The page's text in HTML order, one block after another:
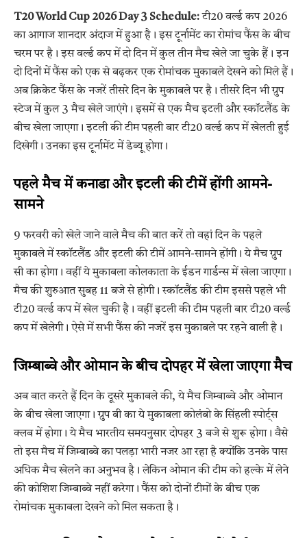
T20 World Cup 2026 Day 3 Schedule:टी20 वर्ल्ड कप 2026
का आगाज शानदार अंदाज में हुआ है। इस टूर्नामेंट का रोमांच फैंस के बीच
चरम पर है। इस वर्ल्ड कप में दो दिन में कुल तीन मैच खेले जा चुके हैं। इन
दो दिनों में फैंस को एक से बढ़कर एक रोमांचक मुकाबले देखने को मिले हैं।
अब क्रिकेट फैंस के नजरें तीसरे दिन के मुकाबले पर है। तीसरे दिन भी ग्रुप
स्टेज में कुल 3 मैच खेले जाएंगे। इसमें से एक मैच इटली और स्कॉटलैंड के
बीच खेला जाएगा। इटली की टीम पहली बार टी20 वर्ल्ड कप में खेलती हुई
दिखेगी। उनका इस टूर्नामेंट में डेब्यू होगा।
पहले मैच में कनाडा और इटली की टीमें होंगी आमने-
सामने
9 फरवरी को खेले जाने वाले मैच की बात करें तो वहां दिन के पहले
मुकाबले में स्कॉटलैंड और इटली की टीमें आमने-सामने होंगी। ये मैच ग्रुप
सी का होगा। वहीं ये मुकाबला कोलकाता के ईडन गार्डन्स में खेला जाएगा।
मैच की शुरुआत सुबह 11 बजे से होगी। स्कॉटलैंड की टीम इससे पहले भी
टी20 वर्ल्ड कप में खेल चुकी है। वहीं इटली की टीम पहली बार टी20 वर्ल्ड
कप में खेलेगी। ऐसे में सभी फैंस की नजरें इस मुकाबले पर रहने वाली है।
जिम्बाब्वे और ओमान के बीच दोपहर में खेला जाएगा मैच
अब बात करते हैं दिन के दूसरे मुकाबले की, ये मैच जिम्बाब्वे और ओमान
के बीच खेला जाएगा। ग्रुप बी का ये मुकाबला कोलंबो के सिंहली स्पोर्ट्स
क्लब में होगा। ये मैच भारतीय समयनुसार दोपहर 3 बजे से शुरू होगा। वैसे
तो इस मैच में जिम्बाब्वे का पलड़ा भारी नजर आ रहा है क्योंकि उनके पास
अधिक मैच खेलने का अनुभव है। लेकिन ओमान की टीम को हल्के में लेने
की कोशिश जिम्बाब्वे नहीं करेगा। फैंस को दोनों टीमों के बीच एक
रोमांचक मुकाबला देखने को मिल सकता है।